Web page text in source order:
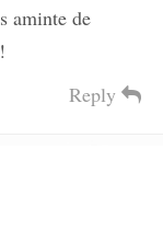
aminte de
Reply